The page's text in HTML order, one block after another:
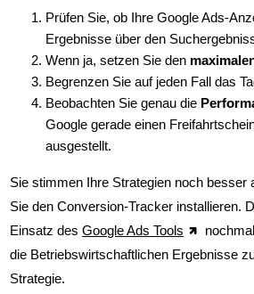
Prüfen Sie, ob Ihre Google Ads-
Ergebnisse über den
Wenn ja, setzen Sie den
Begrenzen Sie auf jeden Fall das
Beobachten Sie genau die
Google gerade einen
ausgestellt.
Sie stimmen Ihre Strategien noch besser
Sie den Conversion-Tracker installieren.
Einsatz desGoogle Ads Tools
die Betriebswirtschaftlichen Ergebnisse
Strategie.